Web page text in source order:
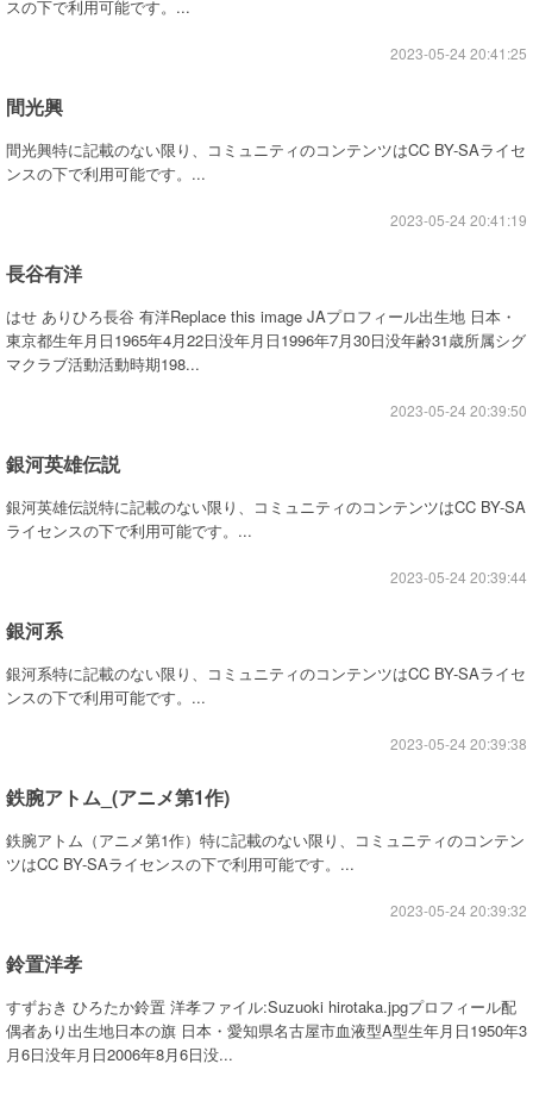
スの下で利用可能です。...
2023-05-24 20:41:25
間光興
間光興特に記載のない限り、コミュニティのコンテンツはCC BY-SAライセ
ンスの下で利用可能です。...
2023-05-24 20:41:19
長谷有洋
はせ ありひろ長谷 有洋Replace this image JAプロフィール出生地 日本・
東京都生年月日1965年4月22日没年月日1996年7月30日没年齢31歳所属シグ
マクラブ活動活動時期198...
2023-05-24 20:39:50
銀河英雄伝説
銀河英雄伝説特に記載のない限り、コミュニティのコンテンツはCC BY-SA
ライセンスの下で利用可能です。...
2023-05-24 20:39:44
銀河系
銀河系特に記載のない限り、コミュニティのコンテンツはCC BY-SAライセ
ンスの下で利用可能です。...
2023-05-24 20:39:38
鉄腕アトム_(アニメ第1作)
鉄腕アトム（アニメ第1作）特に記載のない限り、コミュニティのコンテン
ツはCC BY-SAライセンスの下で利用可能です。...
2023-05-24 20:39:32
鈴置洋孝
すずおき ひろたか鈴置 洋孝ファイル:Suzuoki hirotaka.jpgプロフィール配
偶者あり出生地日本の旗 日本・愛知県名古屋市血液型A型生年月日1950年3
月6日没年月日2006年8月6日没...